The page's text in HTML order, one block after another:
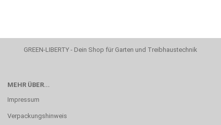
GREEN-LIBERTY - Dein Shop für Garten und Treibhaustechnik
MEHR ÜBER...
Impressum
Verpackungshinweis